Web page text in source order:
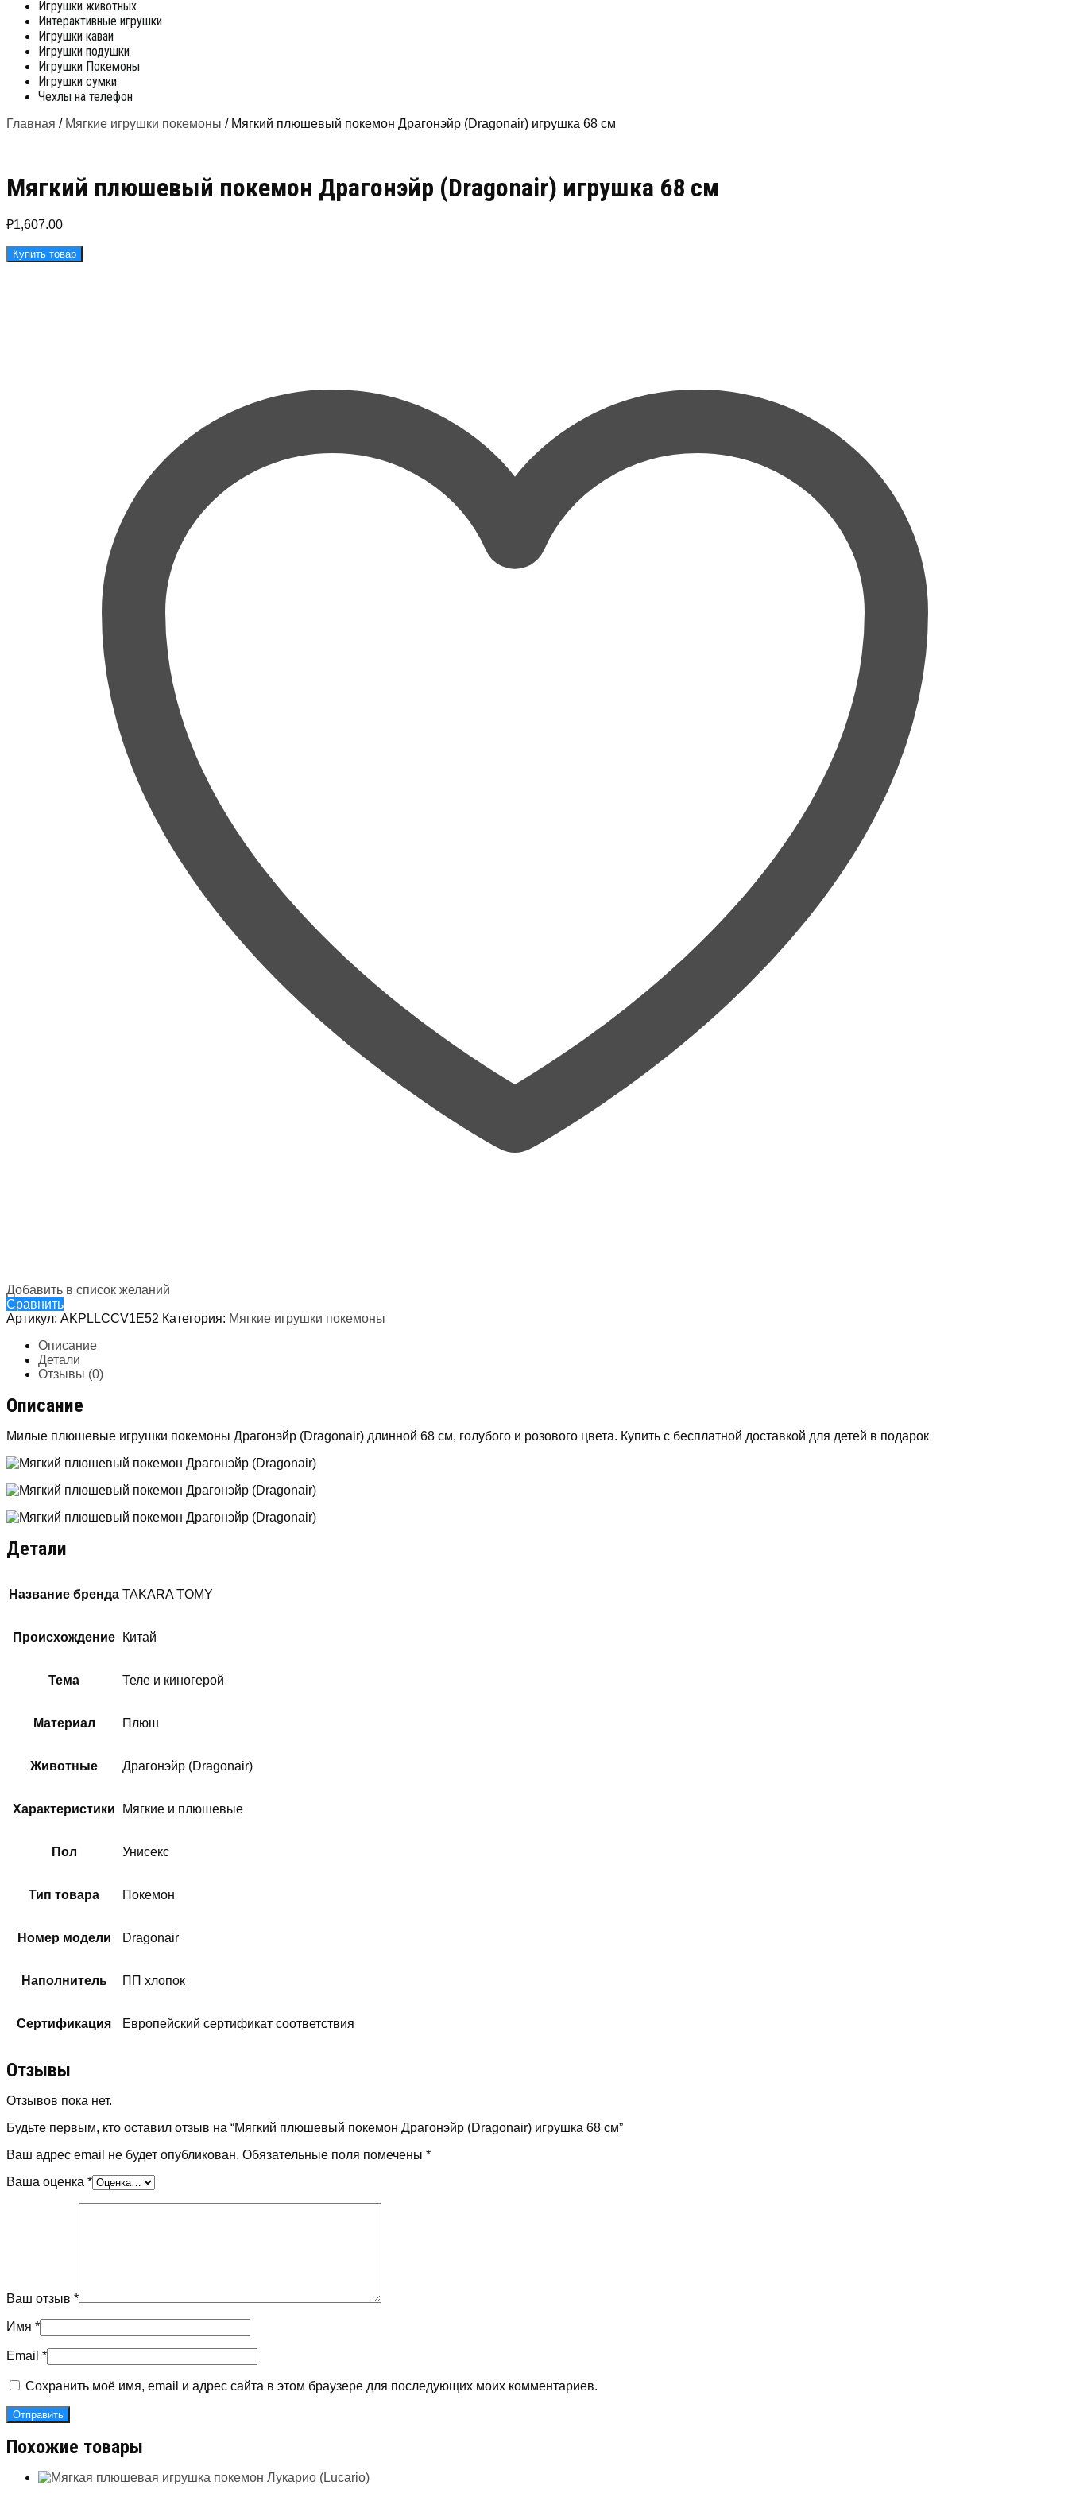
Игрушки животных
Интерактивные игрушки
Игрушки каваи
Игрушки подушки
Игрушки Покемоны
Игрушки сумки
Чехлы на телефон
Главная / Мягкие игрушки покемоны / Мягкий плюшевый покемон Драгонэйр (Dragonair) игрушка 68 см
Мягкий плюшевый покемон Драгонэйр (Dragonair) игрушка 68 см
₽1,607.00
Купить товар
Добавить в список желаний
Сравнить
Артикул: AKPLLCCV1E52 Категория: Мягкие игрушки покемоны
Описание
Детали
Отзывы (0)
Описание
Милые плюшевые игрушки покемоны Драгонэйр (Dragonair) длинной 68 см, голубого и розового цвета. Купить с бесплатной доставкой для детей в подарок
Детали
Название бренда TAKARA TOMY
Происхождение Китай
Тема Теле и киногерой
Материал Плюш
Животные Драгонэйр (Dragonair)
Характеристики Мягкие и плюшевые
Пол Унисекс
Тип товара Покемон
Номер модели Dragonair
Наполнитель ПП хлопок
Сертификация Европейский сертификат соответствия
Отзывы
Отзывов пока нет.
Будьте первым, кто оставил отзыв на “Мягкий плюшевый покемон Драгонэйр (Dragonair) игрушка 68 см”
Ваш адрес email не будет опубликован. Обязательные поля помечены *
Ваша оценка *
Ваш отзыв *
Имя *
Email *
Сохранить моё имя, email и адрес сайта в этом браузере для последующих моих комментариев.
Похожие товары